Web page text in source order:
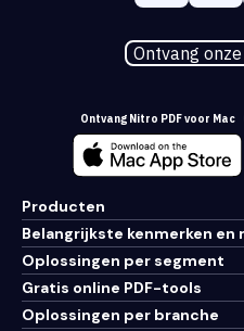
Ontvang
Ontvang Nitro PDF voor Mac
Producten
Belangrijkste kenmerken en
Oplossingen per segment
Gratis online PDF-tools
Oplossingen per branche